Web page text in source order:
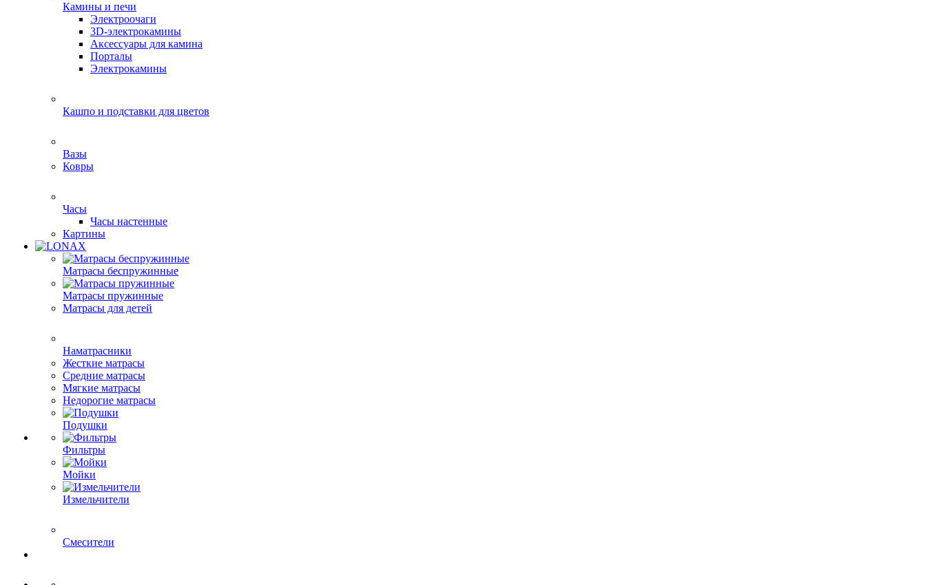
Камины и печи
Электроочаги
3D-электрокамины
Аксессуары для камина
Порталы
Электрокамины
Кашпо и подставки для цветов
Вазы
Ковры
Часы
Часы настенные
Картины
Матрасы беспружинные
Матрасы пружинные
Матрасы для детей
Наматрасники
Жесткие матрасы
Средние матрасы
Мягкие матрасы
Недорогие матрасы
Подушки
Фильтры
Мойки
Измельчители
Смесители